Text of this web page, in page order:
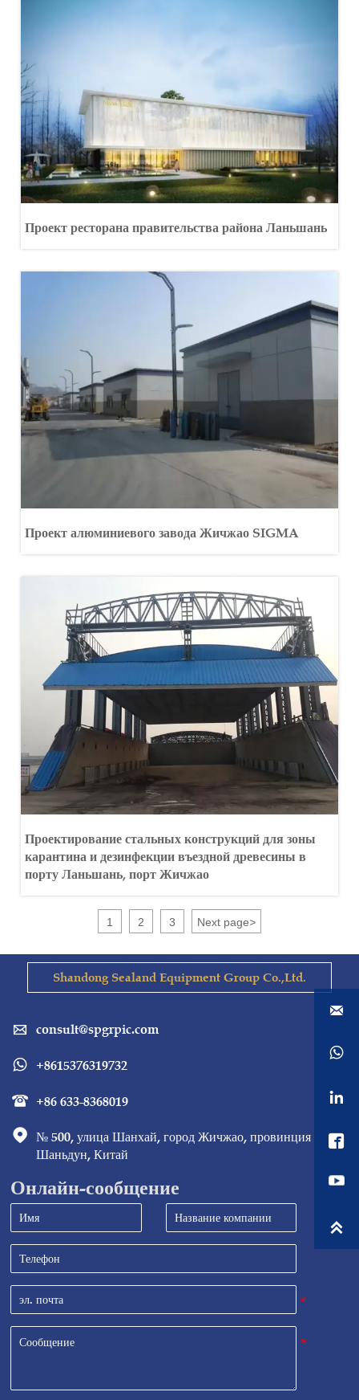
Проект ресторана правительства района Ланьшань
Проект алюминиевого завода Жичжао SIGMA
Проектирование стальных конструкций для зоны
карантина и дезинфекции въездной древесины в
порту Ланьшань, порт Жичжао
1 2 3 Next page>
Shandong Sealand Equipment Group Co.,Ltd.
 consult@spgrpic.com
 +8615376319732
 +86 633-8368019
 № 500, улица Шанхай, город Жичжао, провинция
Шаньдун, Китай
Онлайн-сообщение




